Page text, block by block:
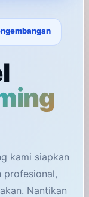
kami siapkan
profesional,
Nantikan